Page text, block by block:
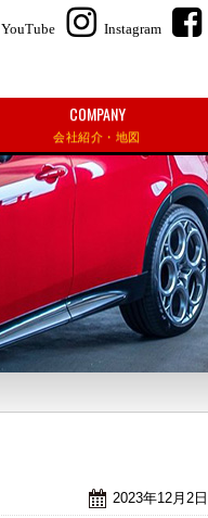
YouTube Instagram
COMPANY
会社紹介・地図
2023年12月2日